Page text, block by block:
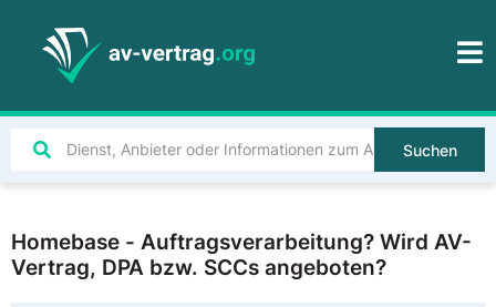
Suchen
Homebase - Auftragsverarbeitung? Wird AV-
Vertrag, DPA bzw. SCCs angeboten?